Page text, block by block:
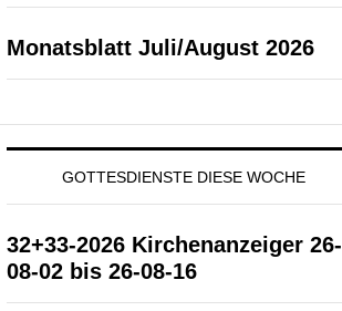
Monatsblatt Juli/August 2026
GOTTESDIENSTE DIESE WOCHE
32+33-2026 Kirchenanzeiger 26-
08-02 bis 26-08-16